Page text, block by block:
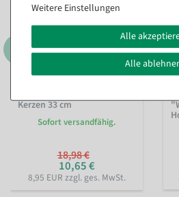
Kerzen 33 cm
Sofort versandfähig.
18,98 €
10,65 €
8,95 EUR zzgl. ges. MwSt.
Weitere Einstellungen
Alle
Alle